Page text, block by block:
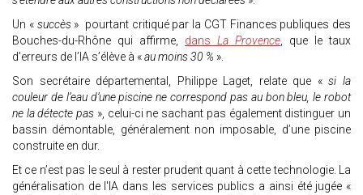
Un « succès » pourtant critiqué par la CGT Finances publiques des
Bouches-du-Rhône qui affirme, dans La Provence, que le taux
d’erreurs de l’IA s’élève à «au moins 30 % ».
Son secrétaire départemental, Philippe Laget, relate que «si la
couleur de l’eau d’une piscine ne correspond pas au bon bleu, le robot
ne la détecte pas », celui-ci ne sachant pas également distinguer un
bassin démontable, généralement non imposable, d’une piscine
construite en dur.
Et ce n’est pas le seul à rester prudent quant à cette technologie. La
généralisation de l'IA dans les services publics a ainsi été jugée «